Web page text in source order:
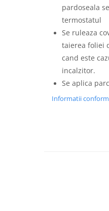
pardoseala
termostatul
Se ruleaza
taierea foliei
cand este
incalzitor.
Se aplica
Informatii